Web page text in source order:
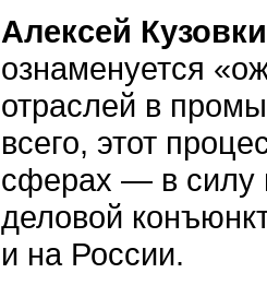
Алексей
ознаменуется
отраслей в
всего, этот
сферах — в силу
деловой
и на России.